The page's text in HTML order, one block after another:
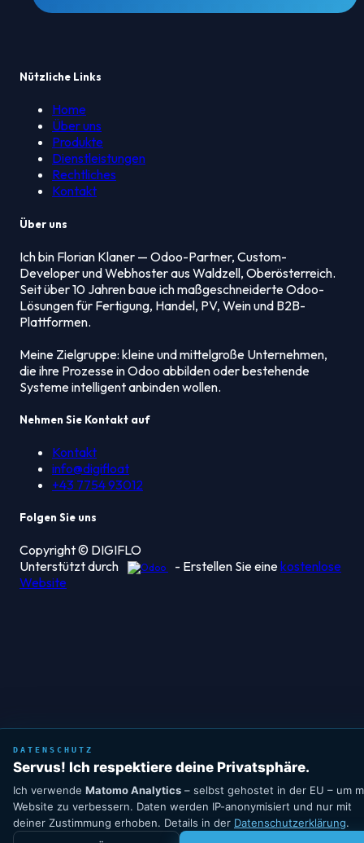
Nützliche Links
Home
Über uns
Produkte
Dienstleistungen
Rechtliches
Kontakt
Über uns
Ich bin Florian Klaner — Odoo-Partner, Custom-
Developer und Webhoster aus Waldzell, Oberösterreich.
Seit über 10 Jahren baue ich maßgeschneiderte Odoo-
Lösungen für Fertigung, Handel, PV, Wein und B2B-
Plattformen.
Meine Zielgruppe: kleine und mittelgroße Unternehmen,
die ihre Prozesse in Odoo abbilden oder bestehende
Systeme intelligent anbinden wollen.
Nehmen Sie Kontakt auf
Kontakt
info@digifloat
+43 7754 93012
Folgen Sie uns
Copyright © DIGIFLO
Unterstützt durch
- Erstellen Sie einekostenlose
Website
DATENSCHUTZ
Servus! Ich respektiere deine Privatsphäre.
Ich verwende Matomo Analytics – selbst gehostet in der EU – um
Website zu verbessern. Daten werden IP-anonymisiert und nur mit
deiner Zustimmung erhoben. Details in der Datenschutzerklärung.